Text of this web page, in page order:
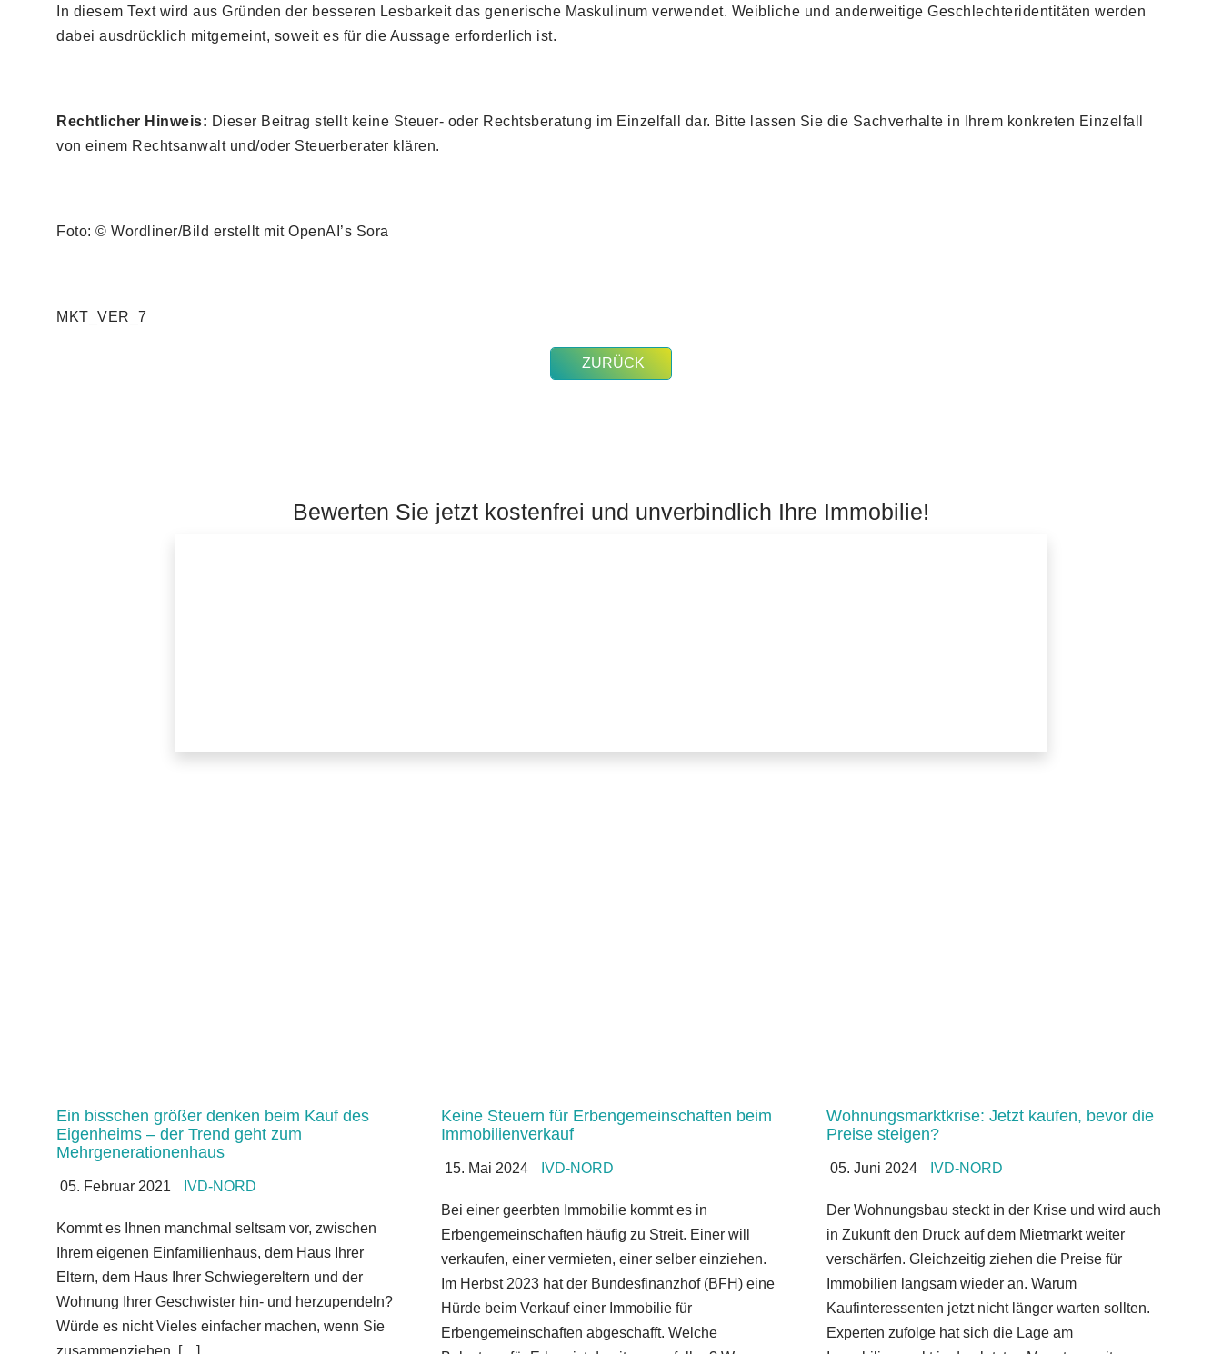
In diesem Text wird aus Gründen der besseren Lesbarkeit das generische Maskulinum verwendet. Weibliche und anderweitige Geschlechteridentitäten werden
dabei ausdrücklich mitgemeint, soweit es für die Aussage erforderlich ist.
Rechtlicher Hinweis: Dieser Beitrag stellt keine Steuer- oder Rechtsberatung im Einzelfall dar. Bitte lassen Sie die Sachverhalte in Ihrem konkreten Einzelfall
von einem Rechtsanwalt und/oder Steuerberater klären.
Foto: © Wordliner/Bild erstellt mit OpenAI’s Sora
MKT_VER_7
ZURÜCK
Bewerten Sie jetzt kostenfrei und unverbindlich Ihre Immobilie!
Ein bisschen größer denken beim Kauf des
Eigenheims – der Trend geht zum
Mehrgenerationenhaus
05. Februar 2021 IVD-NORD
Kommt es Ihnen manchmal seltsam vor, zwischen
Ihrem eigenen Einfamilienhaus, dem Haus Ihrer
Eltern, dem Haus Ihrer Schwiegereltern und der
Wohnung Ihrer Geschwister hin- und herzupendeln?
Würde es nicht Vieles einfacher machen, wenn Sie
zusammenziehen, […]
Keine Steuern für Erbengemeinschaften beim
Immobilienverkauf
15. Mai 2024 IVD-NORD
Bei einer geerbten Immobilie kommt es in
Erbengemeinschaften häufig zu Streit. Einer will
verkaufen, einer vermieten, einer selber einziehen.
Im Herbst 2023 hat der Bundesfinanzhof (BFH) eine
Hürde beim Verkauf einer Immobilie für
Erbengemeinschaften abgeschafft. Welche
Wohnungsmarktkrise: Jetzt kaufen, bevor die
Preise steigen?
05. Juni 2024 IVD-NORD
Der Wohnungsbau steckt in der Krise und wird auch
in Zukunft den Druck auf dem Mietmarkt weiter
verschärfen. Gleichzeitig ziehen die Preise für
Immobilien langsam wieder an. Warum
Kaufinteressenten jetzt nicht länger warten sollten.
Experten zufolge hat sich die Lage am